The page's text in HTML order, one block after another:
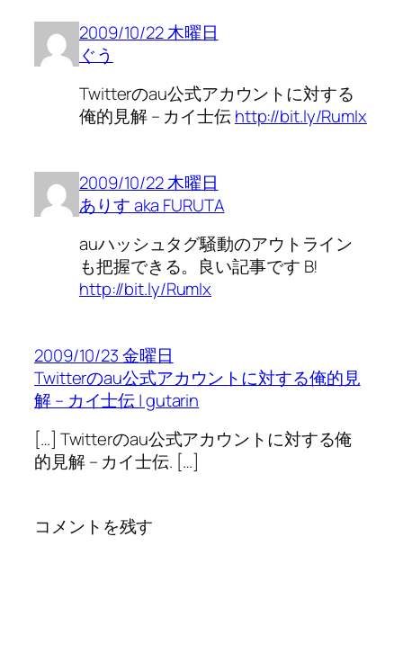
2009/10/22 木曜日
ぐう
Twitterのau公式アカウントに対する
俺的見解 – カイ士伝http://bit.ly/RumIx
2009/10/22 木曜日
ありす aka FURUTA
auハッシュタグ騒動のアウトライン
も把握できる。良い記事です B!
http://bit.ly/RumIx
2009/10/23 金曜日
Twitterのau公式アカウントに対する俺的見
解 – カイ士伝 | gutarin
[…] Twitterのau公式アカウントに対する俺
的見解 – カイ士伝. […]
コメントを残す